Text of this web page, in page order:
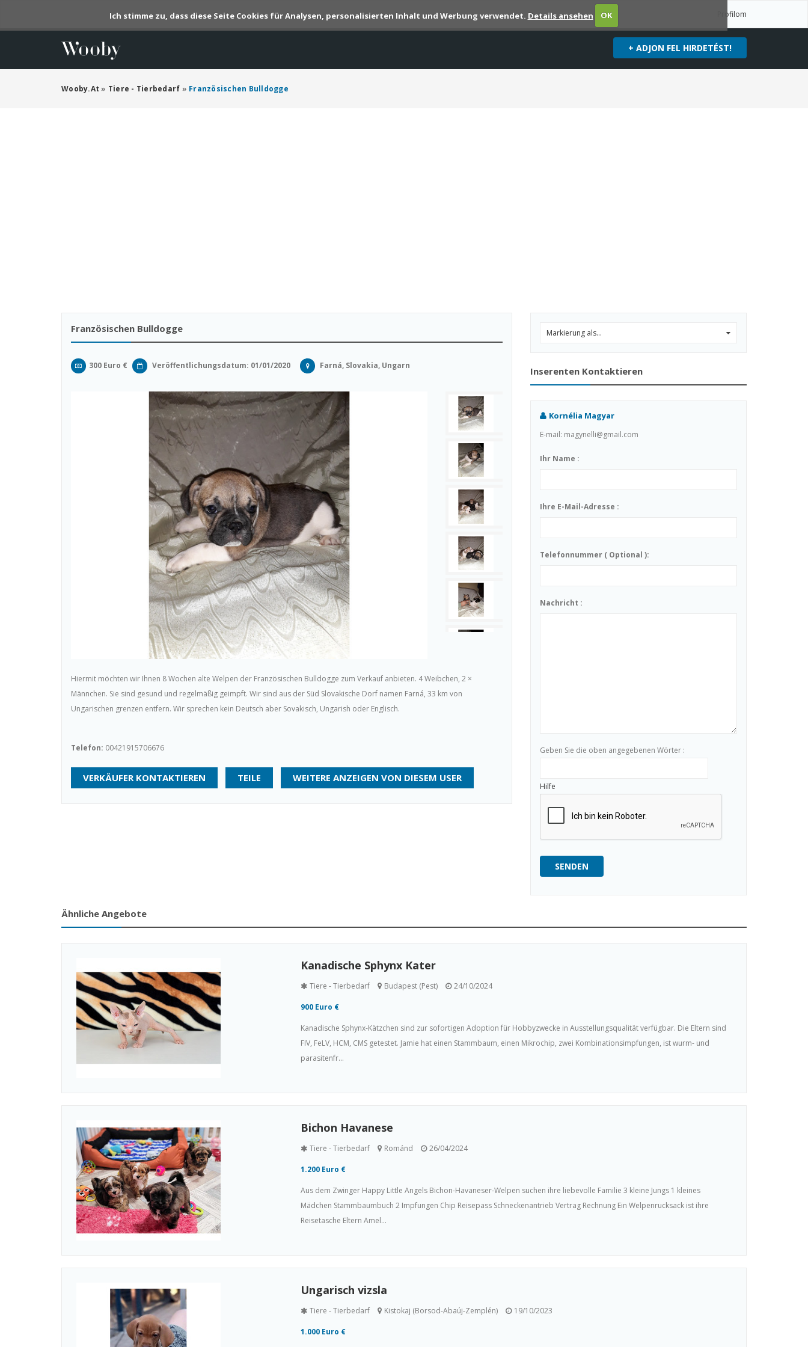
Ich stimme zu, dass diese Seite Cookies für Analysen, personalisierten Inhalt und Werbung verwendet. Details ansehen OK Profilom
+ ADJON FEL HIRDETÉST!
Wooby.at » Tiere - Tierbedarf » Französischen Bulldogge
Französischen Bulldogge
300 Euro € Veröffentlichungsdatum: 01/01/2020 Farná, Slovakia, Ungarn
Hiermit möchten wir Ihnen 8 Wochen alte Welpen der Französischen Bulldogge zum Verkauf anbieten. 4 Weibchen, 2 ×
Männchen. Sie sind gesund und regelmäßig geimpft. Wir sind aus der Süd Slovakische Dorf namen Farná, 33 km von
Ungarischen grenzen entfern. Wir sprechen kein Deutsch aber Sovakisch, Ungarish oder Englisch.
Telefon: 00421915706676
VERKÄUFER KONTAKTIEREN TEILE WEITERE ANZEIGEN VON DIESEM USER
Markierung als...
Inserenten Kontaktieren
Kornélia Magyar
E-mail: magynelli@gmail.com
Ihr Name :
Ihre E-Mail-Adresse :
Telefonnummer ( Optional ):
Nachricht :
Geben Sie die oben angegebenen Wörter :
Hilfe
SENDEN
Ähnliche Angebote
Kanadische Sphynx Kater
Tiere - Tierbedarf Budapest (Pest) 24/10/2024
900 Euro €
Kanadische Sphynx-Kätzchen sind zur sofortigen Adoption für Hobbyzwecke in Ausstellungsqualität verfügbar. Die Eltern sind
FIV, FeLV, HCM, CMS getestet. Jamie hat einen Stammbaum, einen Mikrochip, zwei Kombinationsimpfungen, ist wurm- und
parasitenfr...
Bichon Havanese
Tiere - Tierbedarf Románd 26/04/2024
1.200 Euro €
Aus dem Zwinger Happy Little Angels Bichon-Havaneser-Welpen suchen ihre liebevolle Familie 3 kleine Jungs 1 kleines
Mädchen Stammbaumbuch 2 Impfungen Chip Reisepass Schneckenantrieb Vertrag Rechnung Ein Welpenrucksack ist ihre
Reisetasche Eltern Amel...
Ungarisch vizsla
Tiere - Tierbedarf Kistokaj (Borsod-Abaúj-Zemplén) 19/10/2023
1.000 Euro €